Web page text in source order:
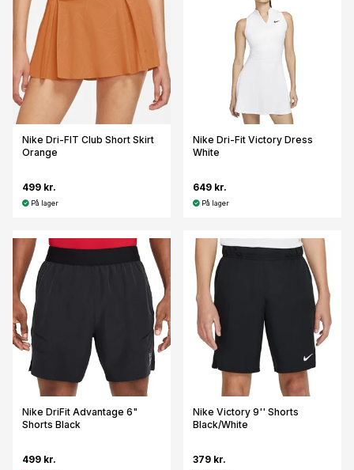
Nike Dri-FIT Club Short Skirt
Orange
499 kr.
På lager
Nike Dri-Fit Victory Dress
White
649 kr.
På lager
Nike DriFit Advantage 6"
Shorts Black
499 kr.
Nike Victory 9'' Shorts
Black/White
379 kr.